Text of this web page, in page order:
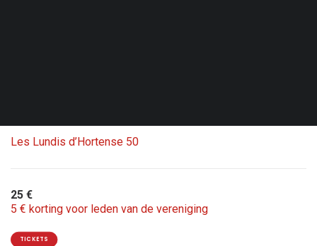
Les Lundis d’Hortense 50
25 €
5 € korting voor leden van de vereniging
TICKETS